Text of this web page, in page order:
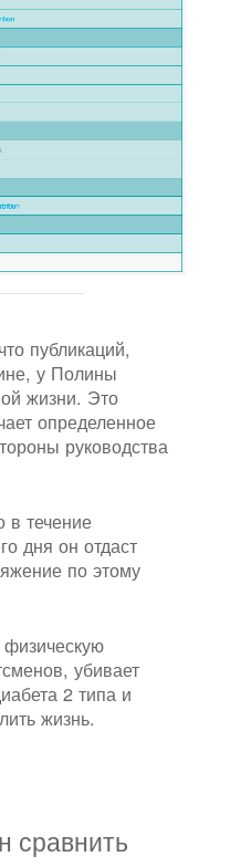
публикаций,
у Полины
жизни. Это
определенное
руководства
в течение
дня он отдаст
по этому
физическую
убивает
2 типа и
жизнь.
сравнить